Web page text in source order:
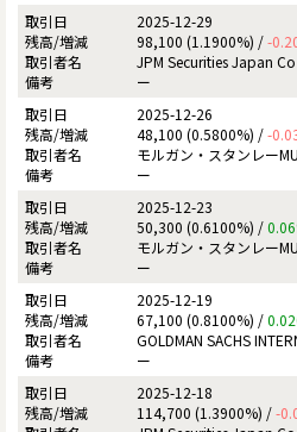
2025-12-29
98,100 (1.1900%) /-
JPM Securities Japan
ー
2025-12-26
48,100 (0.5800%) /-
モルガン・スタンレー
ー
2025-12-23
50,300 (0.6100%) /
モルガン・スタンレー
ー
2025-12-19
67,100 (0.8100%) /
GOLDMAN SACHS
ー
2025-12-18
114,700 (1.3900%) /-